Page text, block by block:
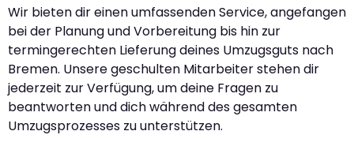
Wir bieten dir einen umfassenden Service, angefangen
bei der Planung und Vorbereitung bis hin zur
termingerechten Lieferung deines Umzugsguts nach
Bremen. Unsere geschulten Mitarbeiter stehen dir
jederzeit zur Verfügung, um deine Fragen zu
beantworten und dich während des gesamten
Umzugsprozesses zu unterstützen.